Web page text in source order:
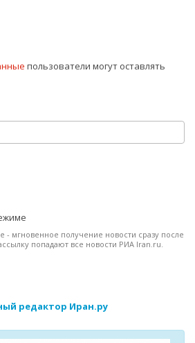
пользователи могут оставлять
- мгновенное получение новости сразу после
попадают все новости РИА Iran.ru.
редактор Иран.ру